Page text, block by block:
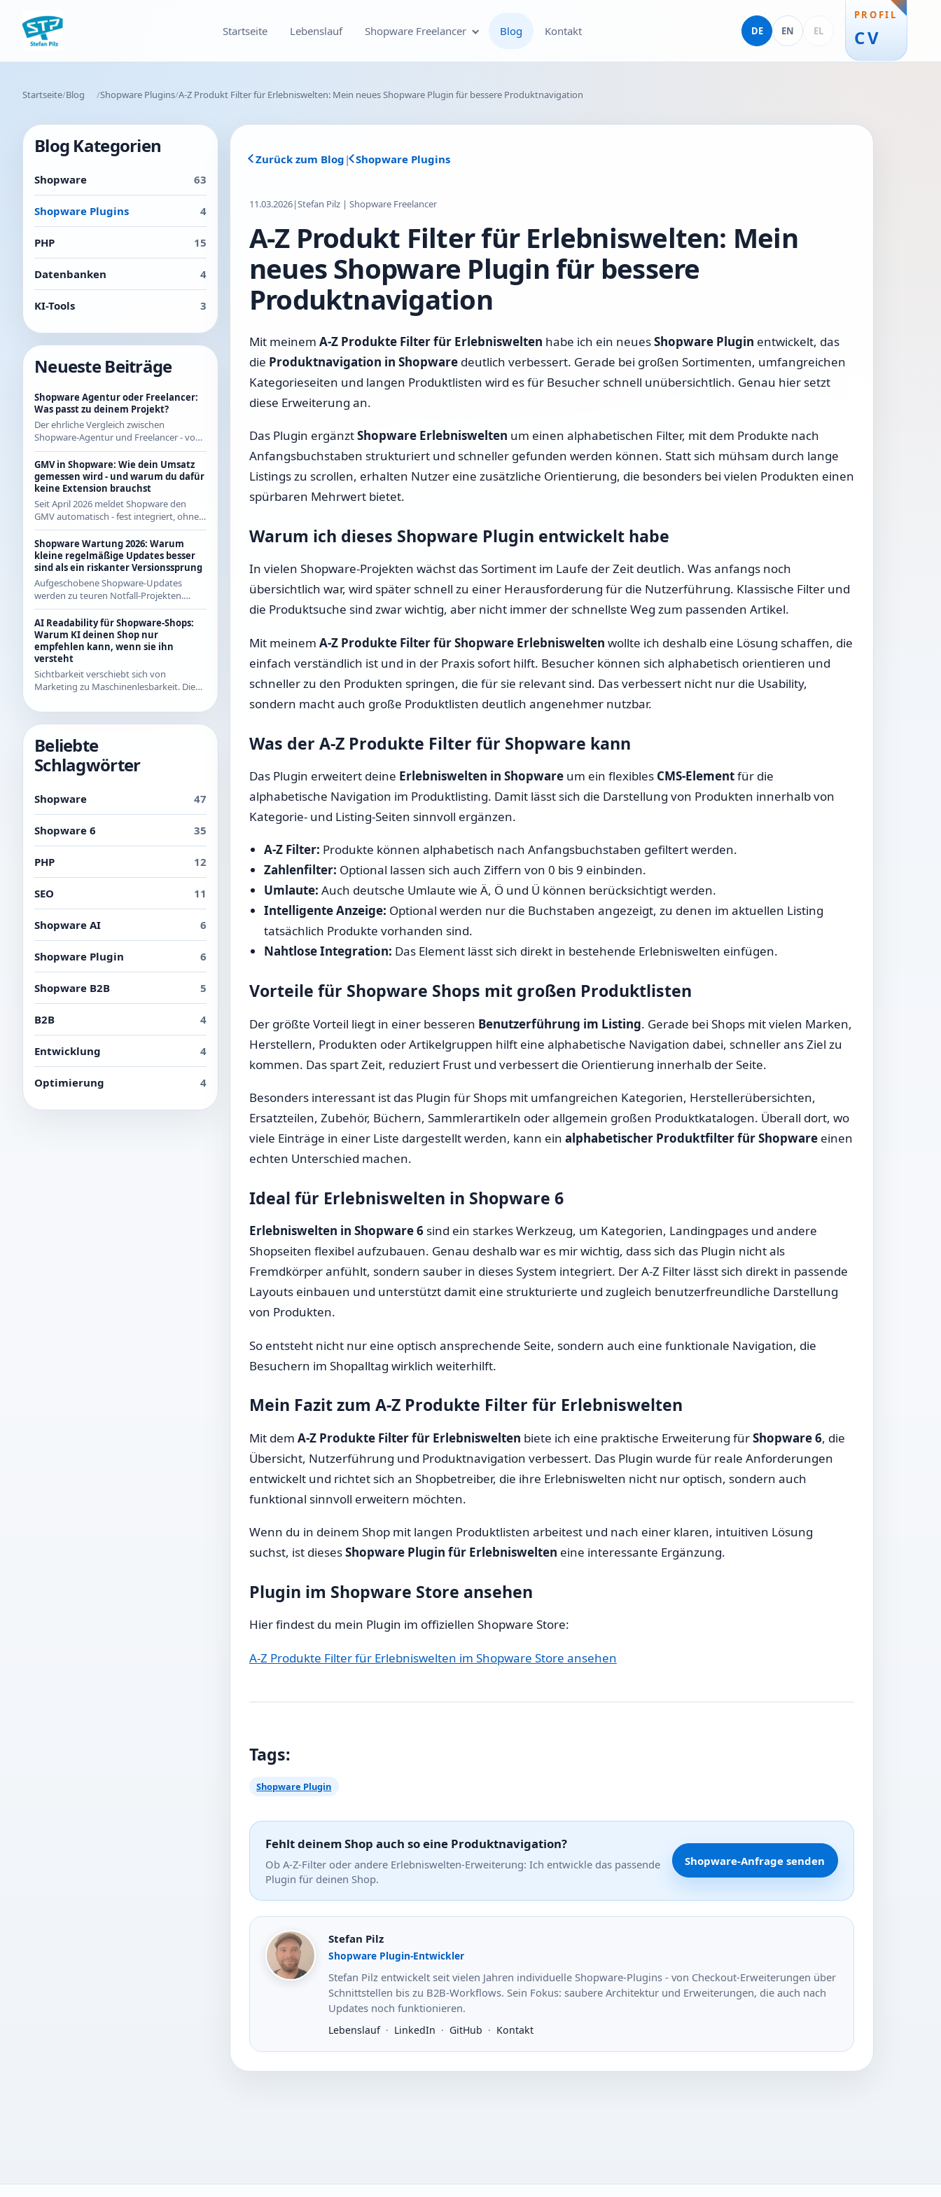
Startseite Lebenslauf Shopware Freelancer
Individuelle Shopware
Entwicklung & Theme-
Shopware-Shops
Shopware SEO und
technische On-Page-
Optimierung
Kompletter Shopware 6
Shopware Migration
Shopware 6 Administration
& Wartung – Schalte deinen
Online-Shop auf Autopilot
Preise & Stundensatz
Blog Kontakt DE
Deutsch
EN
English
EL
PROFIL
CV
Startseite Blog Shopware Plugins A-Z Produkt Filter für Erlebniswelten: Mein neues Shopware Plugin für bessere Produktnavigation
Blog Kategorien
Shopware 63
Shopware Plugins 4
PHP 15
Datenbanken 4
KI-Tools 3
Neueste Beiträge
Shopware Agentur oder Freelancer:
Was passt zu deinem Projekt?
Der ehrliche Vergleich zwischen
Shopware-Agentur und Freelancer - von
jemandem, der als Freelancer regelmäßig
mit Agenturen zusammenarbeitet und
beide Seiten kennt.
GMV in Shopware: Wie dein Umsatz
gemessen wird - und warum du dafür
keine Extension brauchst
Seit April 2026 meldet Shopware den
GMV automatisch - fest integriert, ohne
App aus dem Store. Wie die Berechnung
genau funktioniert und was das für CE-
Händler bedeutet.
Shopware Wartung 2026: Warum
kleine regelmäßige Updates besser
sind als ein riskanter Versionssprung
Aufgeschobene Shopware-Updates
werden zu teuren Notfall-Projekten.
Warum regelmäßige kleine Updates 2026
die wirtschaftlichere Strategie sind - mit
Beispielen aus den letzten Releases.
AI Readability für Shopware-Shops:
Warum KI deinen Shop nur
empfehlen kann, wenn sie ihn
versteht
Sichtbarkeit verschiebt sich von
Marketing zu Maschinenlesbarkeit. Die
du in Shopware konkret dafür tun
kannst.
Beliebte
Schlagwörter
Shopware 47
Shopware 6 35
PHP 12
SEO 11
Shopware AI 6
Shopware Plugin 6
Shopware B2B 5
B2B 4
Entwicklung 4
Optimierung 4
Zurück zum Blog | Shopware Plugins
11.03.2026|Stefan Pilz | Shopware Freelancer
A-Z Produkt Filter für Erlebniswelten: Mein
neues Shopware Plugin für bessere
Produktnavigation
Mit meinem A-Z Produkte Filter für Erlebniswelten habe ich ein neuesShopware Plugin entwickelt, das
die Produktnavigation in Shopwaredeutlich verbessert. Gerade bei großen Sortimenten, umfangreichen
Kategorieseiten und langen Produktlisten wird es für Besucher schnell unübersichtlich. Genau hier setzt
diese Erweiterung an.
Das Plugin ergänztShopware Erlebniswelten um einen alphabetischen Filter, mit dem Produkte nach
Anfangsbuchstaben strukturiert und schneller gefunden werden können. Statt sich mühsam durch lange
Listings zu scrollen, erhalten Nutzer eine zusätzliche Orientierung, die besonders bei vielen Produkten einen
spürbaren Mehrwert bietet.
Warum ich dieses Shopware Plugin entwickelt habe
In vielen Shopware-Projekten wächst das Sortiment im Laufe der Zeit deutlich. Was anfangs noch
übersichtlich war, wird später schnell zu einer Herausforderung für die Nutzerführung. Klassische Filter und
die Produktsuche sind zwar wichtig, aber nicht immer der schnellste Weg zum passenden Artikel.
Mit meinem A-Z Produkte Filter für Shopware Erlebniswelten wollte ich deshalb eine Lösung schaffen, die
einfach verständlich ist und in der Praxis sofort hilft. Besucher können sich alphabetisch orientieren und
schneller zu den Produkten springen, die für sie relevant sind. Das verbessert nicht nur die Usability,
sondern macht auch große Produktlisten deutlich angenehmer nutzbar.
Was der A-Z Produkte Filter für Shopware kann
Das Plugin erweitert deine Erlebniswelten in Shopwareum ein flexibles CMS-Elementfür die
alphabetische Navigation im Produktlisting. Damit lässt sich die Darstellung von Produkten innerhalb von
Kategorie- und Listing-Seiten sinnvoll ergänzen.
A-Z Filter: Produkte können alphabetisch nach Anfangsbuchstaben gefiltert werden.
Zahlenfilter: Optional lassen sich auch Ziffern von 0 bis 9 einbinden.
Umlaute: Auch deutsche Umlaute wie Ä, Ö und Ü können berücksichtigt werden.
Intelligente Anzeige: Optional werden nur die Buchstaben angezeigt, zu denen im aktuellen Listing
tatsächlich Produkte vorhanden sind.
Nahtlose Integration: Das Element lässt sich direkt in bestehende Erlebniswelten einfügen.
Vorteile für Shopware Shops mit großen Produktlisten
Der größte Vorteil liegt in einer besseren Benutzerführung im Listing. Gerade bei Shops mit vielen Marken,
Herstellern, Produkten oder Artikelgruppen hilft eine alphabetische Navigation dabei, schneller ans Ziel zu
kommen. Das spart Zeit, reduziert Frust und verbessert die Orientierung innerhalb der Seite.
Besonders interessant ist das Plugin für Shops mit umfangreichen Kategorien, Herstellerübersichten,
Ersatzteilen, Zubehör, Büchern, Sammlerartikeln oder allgemein großen Produktkatalogen. Überall dort, wo
viele Einträge in einer Liste dargestellt werden, kann ein alphabetischer Produktfilter für Shopwareeinen
echten Unterschied machen.
Ideal für Erlebniswelten in Shopware 6
Erlebniswelten in Shopware 6sind ein starkes Werkzeug, um Kategorien, Landingpages und andere
Shopseiten flexibel aufzubauen. Genau deshalb war es mir wichtig, dass sich das Plugin nicht als
Fremdkörper anfühlt, sondern sauber in dieses System integriert. Der A-Z Filter lässt sich direkt in passende
Layouts einbauen und unterstützt damit eine strukturierte und zugleich benutzerfreundliche Darstellung
von Produkten.
So entsteht nicht nur eine optisch ansprechende Seite, sondern auch eine funktionale Navigation, die
Besuchern im Shopalltag wirklich weiterhilft.
Mein Fazit zum A-Z Produkte Filter für Erlebniswelten
Mit dem A-Z Produkte Filter für Erlebniswelten biete ich eine praktische Erweiterung fürShopware 6, die
Übersicht, Nutzerführung und Produktnavigation verbessert. Das Plugin wurde für reale Anforderungen
entwickelt und richtet sich an Shopbetreiber, die ihre Erlebniswelten nicht nur optisch, sondern auch
funktional sinnvoll erweitern möchten.
Wenn du in deinem Shop mit langen Produktlisten arbeitest und nach einer klaren, intuitiven Lösung
suchst, ist diesesShopware Plugin für Erlebniswelten eine interessante Ergänzung.
Plugin im Shopware Store ansehen
Hier findest du mein Plugin im offiziellen Shopware Store:
A-Z Produkte Filter für Erlebniswelten im Shopware Store ansehen
Tags:
Shopware Plugin
Fehlt deinem Shop auch so eine Produktnavigation?
Ob A-Z-Filter oder andere Erlebniswelten-Erweiterung: Ich entwickle das passende
Plugin für deinen Shop.
Shopware-Anfrage senden
Stefan Pilz
Shopware Plugin-Entwickler
Stefan Pilz entwickelt seit vielen Jahren individuelle Shopware-Plugins - von Checkout-Erweiterungen über
Schnittstellen bis zu B2B-Workflows. Sein Fokus: saubere Architektur und Erweiterungen, die auch nach
Updates noch funktionieren.
Lebenslauf · LinkedIn · GitHub · Kontakt